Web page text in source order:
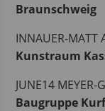
Braunschweig
INNAUER-MATT
Kunstraum
JUNE14 MEYER-
Baugruppe